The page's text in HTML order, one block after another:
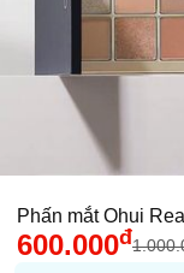
Phấn mắt Ohui
600.000đ